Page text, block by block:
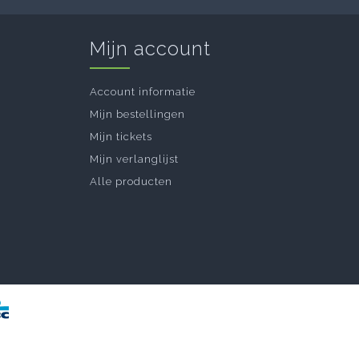
Mijn account
Account informatie
Mijn bestellingen
Mijn tickets
Mijn verlanglijst
Alle producten